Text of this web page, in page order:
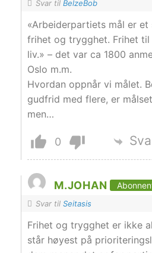
Svar tilBelzeBob
«Arbeiderpartiets mål er
frihet og trygghet. Frihet til
liv.» – det var ca 1800
Oslo m.m.
Hvordan oppnår vi målet.
gudfrid med flere, er
men…
0
M.JOHAN
Svar tilSeitasis
Frihet og trygghet er ikke
står høyest på